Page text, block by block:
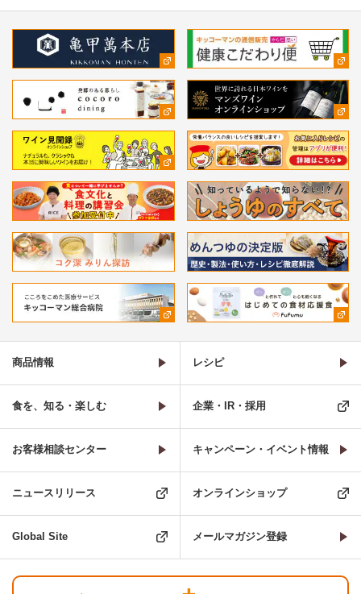
商品情報 レシピ
食を、知る・楽しむ 企業・IR・採用
お客様相談センター キャンペーン・イベント情報
ニュースリリース オンラインショップ
Global Site メールマガジン登録